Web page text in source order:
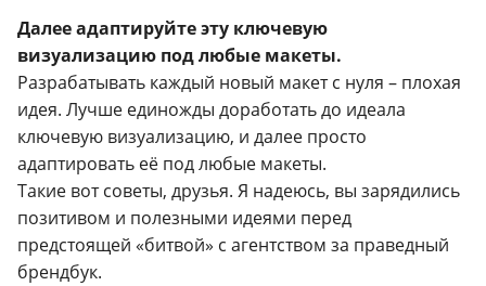
Далее адаптируйте эту ключевую
визуализацию под любые макеты.
Разрабатывать каждый новый макет с нуля – плохая
идея. Лучше единожды доработать до идеала
ключевую визуализацию, и далее просто
адаптировать её под любые макеты.
Такие вот советы, друзья. Я надеюсь, вы зарядились
позитивом и полезными идеями перед
предстоящей «битвой» с агентством за праведный
брендбук.